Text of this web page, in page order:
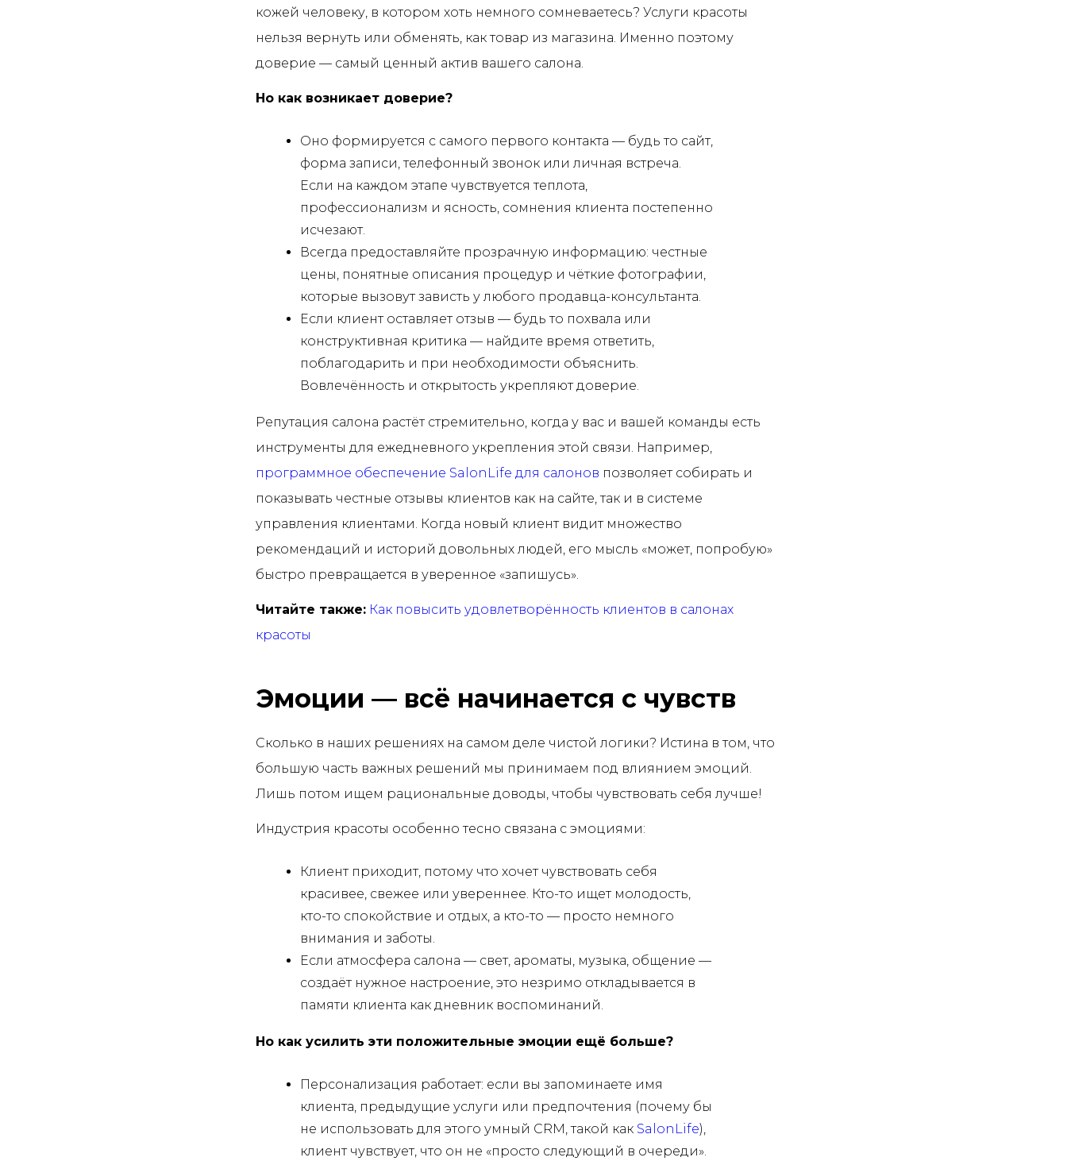
кожей человеку, в котором хоть немного сомневаетесь? Услуги красоты
нельзя вернуть или обменять, как товар из магазина. Именно поэтому
доверие — самый ценный актив вашего салона.
Но как возникает доверие?
Оно формируется с самого первого контакта — будь то сайт,
форма записи, телефонный звонок или личная встреча.
Если на каждом этапе чувствуется теплота,
профессионализм и ясность, сомнения клиента постепенно
исчезают.
Всегда предоставляйте прозрачную информацию: честные
цены, понятные описания процедур и чёткие фотографии,
которые вызовут зависть у любого продавца-консультанта.
Если клиент оставляет отзыв — будь то похвала или
конструктивная критика — найдите время ответить,
поблагодарить и при необходимости объяснить.
Вовлечённость и открытость укрепляют доверие.
Репутация салона растёт стремительно, когда у вас и вашей команды есть
инструменты для ежедневного укрепления этой связи. Например,
программное обеспечение SalonLife для салонов позволяет собирать и
показывать честные отзывы клиентов как на сайте, так и в системе
управления клиентами. Когда новый клиент видит множество
рекомендаций и историй довольных людей, его мысль «может, попробую»
быстро превращается в уверенное «запишусь».
Читайте также: Как повысить удовлетворённость клиентов в салонах
красоты
Эмоции — всё начинается с чувств
Сколько в наших решениях на самом деле чистой логики? Истина в том, что
большую часть важных решений мы принимаем под влиянием эмоций.
Лишь потом ищем рациональные доводы, чтобы чувствовать себя лучше!
Индустрия красоты особенно тесно связана с эмоциями:
Клиент приходит, потому что хочет чувствовать себя
красивее, свежее или увереннее. Кто-то ищет молодость,
кто-то спокойствие и отдых, а кто-то — просто немного
внимания и заботы.
Если атмосфера салона — свет, ароматы, музыка, общение —
создаёт нужное настроение, это незримо откладывается в
памяти клиента как дневник воспоминаний.
Но как усилить эти положительные эмоции ещё больше?
Персонализация работает: если вы запоминаете имя
клиента, предыдущие услуги или предпочтения (почему бы
не использовать для этого умный CRM, такой как SalonLife),
клиент чувствует, что он не «просто следующий в очереди».